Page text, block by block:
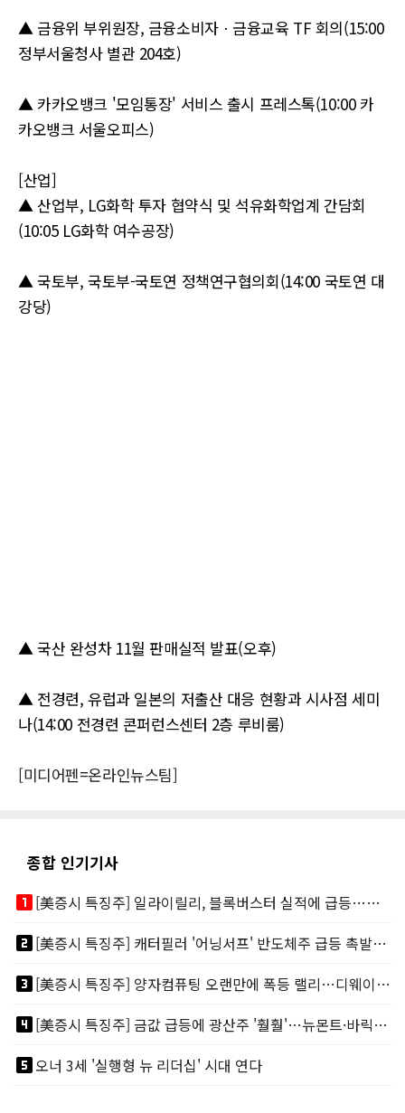
▲ 금융위 부위원장, 금융소비자ㆍ금융교육 TF 회의(15:00
정부서울청사 별관 204호)
▲ 카카오뱅크 '모임통장' 서비스 출시 프레스톡(10:00 카
카오뱅크 서울오피스)
[산업]
▲ 산업부, LG화학 투자 협약식 및 석유화학업계 간담회
(10:05 LG화학 여수공장)
▲ 국토부, 국토부-국토연 정책연구협의회(14:00 국토연 대
강당)
▲ 국산 완성차 11월 판매실적 발표(오후)
▲ 전경련, 유럽과 일본의 저출산 대응 현황과 시사점 세미
나(14:00 전경련 콘퍼런스센터 2층 루비룸)
[미디어펜=온라인뉴스팀]
종합 인기기사
looks_one
[美증시 특징주] 일라이릴리, 블록버스터 실적에 급등…마운자로 매출 폭발
looks_two
[美증시 특징주] 캐터필러 '어닝서프' 반도체주 급등 촉발…"AI 데이터센터 건설 강력"
looks_3
[美증시 특징주] 양자컴퓨팅 오랜만에 폭등 랠리…디웨이브·아이온큐 주도
looks_4
[美증시 특징주] 금값 급등에 광산주 '훨훨'…뉴몬트·바릭마이닝 주도
looks_5오너 3세 '실행형 뉴 리더십' 시대 연다